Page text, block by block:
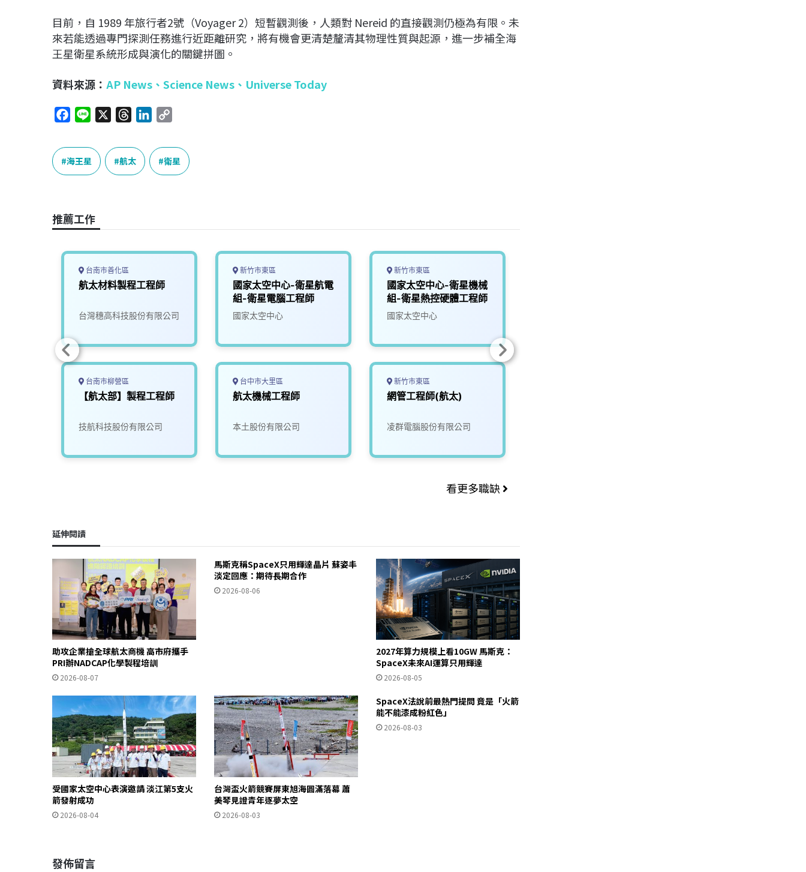
目前，自 1989 年旅行者2號（Voyager 2）短暫觀測後，人類對 Nereid 的直接觀測仍極為有限。未
來若能透過專門探測任務進行近距離研究，將有機會更清楚釐清其物理性質與起源，進一步補全海
王星衛星系統形成與演化的關鍵拼圖。
資料來源： AP News 、 Science News 、 Universe Today
c
e
b
k
n
e
r
e
a
n
e
p
y
L
海王星 航太 衛星
推薦工作
台南市善化區
航太材料製程工程師
台灣穗高科技股份有限公司
台南市柳營區
【航太部】製程工程師
技航科技股份有限公司
新竹市東區
國家太空中心-衛星航電
組-衛星電腦工程師
國家太空中心
台中市大里區
航太機械工程師
本土股份有限公司
新竹市東區
國家太空中心-衛星機械
組-衛星熱控硬體工程師
國家太空中心
新竹市東區
網管工程師(航太)
凌群電腦股份有限公司
看更多職缺
延伸閱讀
助攻企業搶全球航太商機 高市府攜手
PRI辦NADCAP化學製程培訓
2026-08-07
馬斯克稱SpaceX只用輝達晶片 蘇姿丰
淡定回應：期待長期合作
2026-08-06
2027年算力規模上看10GW 馬斯克：
SpaceX未來AI運算只用輝達
2026-08-05
受國家太空中心表演邀請 淡江第5支火
箭發射成功
2026-08-04
台灣盃火箭競賽屏東旭海圓滿落幕 蕭
美琴見證青年逐夢太空
2026-08-03
SpaceX法說前最熱門提問 竟是「火箭
能不能漆成粉紅色」
2026-08-03
發佈留言